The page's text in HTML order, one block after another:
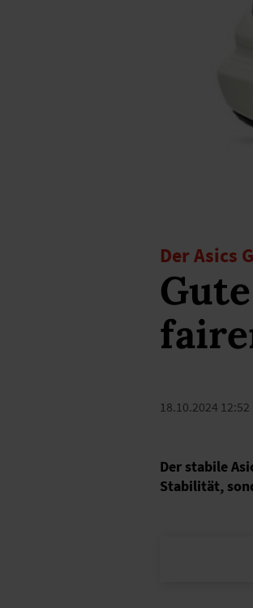
Der Asics
18.10.2024 12:52
Der stabile
Stabilität,